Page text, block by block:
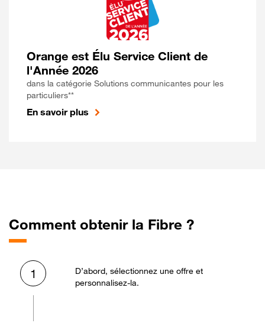
Orange est Élu Service Client de
l'Année 2026
dans la catégorie Solutions communicantes pour les
particuliers**
En savoir plus
Comment obtenir la Fibre ?
1
D’abord, sélectionnez une offre et
personnalisez-la.